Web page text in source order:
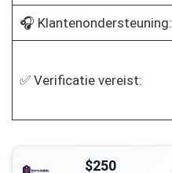
🎧 Klantenondersteuning:
✅ Verificatie vereist:
$250